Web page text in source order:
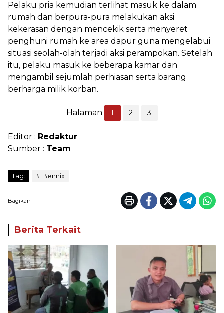
Pelaku pria kemudian terlihat masuk ke dalam
rumah dan berpura-pura melakukan aksi
kekerasan dengan mencekik serta menyeret
penghuni rumah ke area dapur guna mengelabui
situasi seolah-olah terjadi aksi perampokan. Setelah
itu, pelaku masuk ke beberapa kamar dan
mengambil sejumlah perhiasan serta barang
berharga milik korban.
Halaman 1 2 3
Editor : Redaktur
Sumber : Team
Tag: Bennix
Bagikan
Berita Terkait